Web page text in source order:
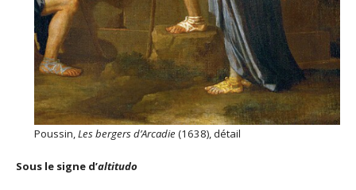
Poussin,Les bergers d’Arcadie(1638), détail
Sous le signe d’altitudo